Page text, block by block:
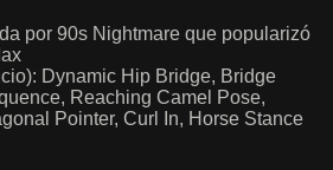
por 90s Nightmare que popularizó
Dynamic Hip Bridge, Bridge
Reaching Camel Pose,
Pointer, Curl In, Horse Stance